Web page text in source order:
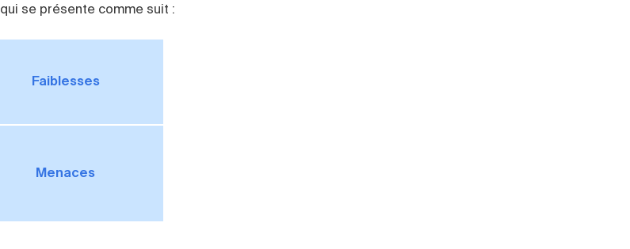
qui se présente comme suit :
Faiblesses
Menaces